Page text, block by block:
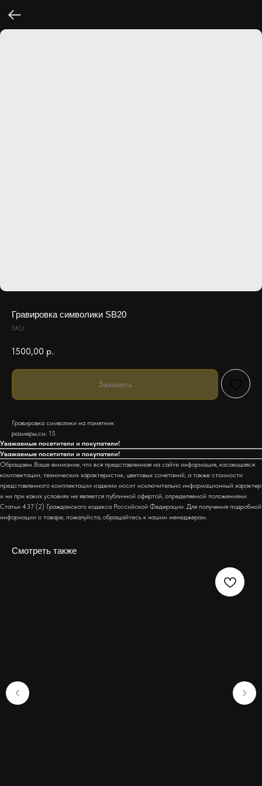
Гравировка символики SB20
SKU:
1500,00 р.
Заказать
Гравировка символики на памятник
размеры,см: 15
Уважаемые посетители и покупатели!
Уважаемые посетители и покупатели!
Обращаем Ваше внимание, что вся представленная на сайте информация, касающаяся
комплектации, технических характеристик, цветовых сочетаний, а также стоимости
представленного комплектации изделии носит исключительно информационный характер
и ни при каких условиях не является публичной офертой, определяемой положениями
Статьи 437 (2) Гражданского кодекса Российской Федерации. Для получения подробной
информации о товаре, пожалуйста, обращайтесь к нашим менеджерам.
Смотреть также